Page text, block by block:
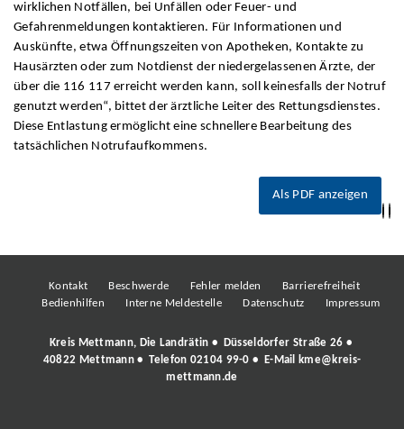
wirklichen Notfällen, bei Unfällen oder Feuer- und
Gefahrenmeldungen kontaktieren. Für Informationen und
Auskünfte, etwa Öffnungszeiten von Apotheken, Kontakte zu
Hausärzten oder zum Notdienst der niedergelassenen Ärzte, der
über die 116 117 erreicht werden kann, soll keinesfalls der Notruf
genutzt werden“, bittet der ärztliche Leiter des Rettungsdienstes.
Diese Entlastung ermöglicht eine schnellere Bearbeitung des
tatsächlichen Notrufaufkommens.
Als PDF anzeigen
Kontakt Beschwerde Fehler melden
Barrierefreiheit
Bedienhilfen
Interne Meldestelle Datenschutz Impressum
Kreis Mettmann, Die Landrätin • Düsseldorfer Straße 26 •
40822 Mettmann • Telefon 02104 99-0 • E-Mail
kme@kreis-
mettmann.de